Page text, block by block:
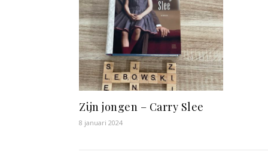
Zijn jongen – Carry Slee
8 januari 2024